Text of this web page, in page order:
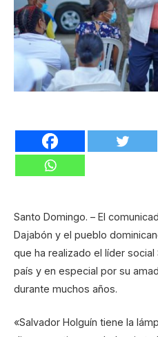
Santo Domingo. – El
Dajabón y el pueblo
que ha realizado el líder
país y en especial por su
durante muchos años.
«Salvador Holguín tiene la